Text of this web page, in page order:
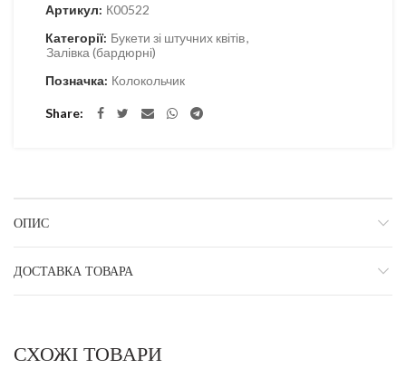
Артикул: К00522
Категорії: Букети зі штучних квітів,
Залівка (бардюрні)
Позначка: Колокольчик
Share
ОПИС
ДОСТАВКА ТОВАРА
СХОЖІ ТОВАРИ